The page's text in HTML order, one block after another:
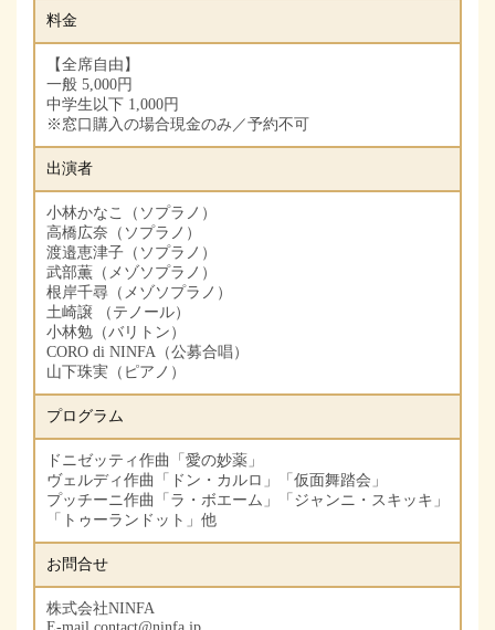
料金
【全席自由】
一般 5,000円
中学生以下 1,000円
※窓口購入の場合現金のみ／予約不可
出演者
小林かなこ（ソプラノ）
高橋広奈（ソプラノ）
渡邉恵津子（ソプラノ）
武部薫（メゾソプラノ）
根岸千尋（メゾソプラノ）
土崎譲 （テノール）
小林勉（バリトン）
CORO di NINFA（公募合唱）
山下珠実（ピアノ）
プログラム
ドニゼッティ作曲「愛の妙薬」
ヴェルディ作曲「ドン・カルロ」「仮面舞踏会」
プッチーニ作曲「ラ・ボエーム」「ジャンニ・スキッキ」
「トゥーランドット」他
お問合せ
株式会社NINFA